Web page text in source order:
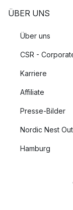
ÜBER UNS
Über uns
CSR -
Karriere
Affiliate
Presse-Bilder
Nordic Nest
Hamburg